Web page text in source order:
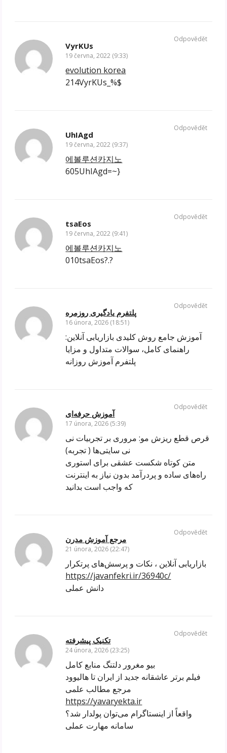
VyrKUs
19 června, 2022 (9:33)
evolution korea
214VyrKUs_%$
Odpovědět
UhIAgd
19 června, 2022 (9:37)
에볼루션카지노
605UhIAgd=~}
Odpovědět
tsaEos
19 června, 2022 (9:41)
에볼루션카지노
010tsaEos?.?
Odpovědět
پلتفرم یادگیری روزمره
16 února, 2026 (18:51)
آموزش جامع روش کلیدی بازاریابی آنلاین:
راهنمای کامل، سوالات متداول و مزایا
پلتفرم آموزش روزانه
Odpovědět
آموزش حرفه‌ای
17 února, 2026 (5:39)
قرص قطع ریزش مو: مروری بر تجربیات نی
نی سایتی‌ها ( تجربه)
متن کوتاه شکست عشقی برای استوری
راه‌های ساده و پردرآمد بدون نیاز به اینترنت
که واجب است بدانید
Odpovědět
مرجع آموزش مدرن
21 února, 2026 (22:47)
بازاریابی آنلاین ، نکات و پرسش‌های پرتکرار
https://javanfekri.ir/36940c/
دانش عملی
Odpovědět
تکنیک پیشرفته
24 února, 2026 (23:25)
بیو مغرور دلتنگ منابع کامل
فیلم برتر عاشقانه جدید از ایران تا هالیوود
مرجع مطالب علمی
https://yavaryekta.ir
واقعاً از اینستاگرام می‌توان پولدار شد؟
سامانه مهارت عملی
Odpovědět